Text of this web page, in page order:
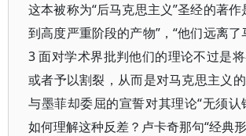
这本被称为“后马克思主义”圣经的著作
到高度严重阶段的产物”，“他们远离了
3 面对学术界批判他们的理论不过是
或者予以割裂，从而是对马克思主义
与墨菲却委屈的宣誓对其理论“无须认
如何理解这种反差？卢卡奇那句“经典